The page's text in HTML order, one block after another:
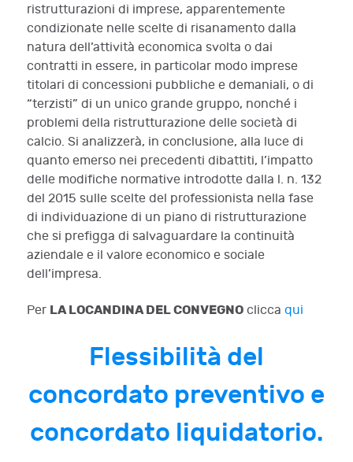
ristrutturazioni di imprese, apparentemente
condizionate nelle scelte di risanamento dalla
natura dell’attività economica svolta o dai
contratti in essere, in particolar modo imprese
titolari di concessioni pubbliche e demaniali, o di
“terzisti” di un unico grande gruppo, nonché i
problemi della ristrutturazione delle società di
calcio. Si analizzerà, in conclusione, alla luce di
quanto emerso nei precedenti dibattiti, l’impatto
delle modifiche normative introdotte dalla l. n. 132
del 2015 sulle scelte del professionista nella fase
di individuazione di un piano di ristrutturazione
che si prefigga di salvaguardare la continuità
aziendale e il valore economico e sociale
dell’impresa.
Per LA LOCANDINA DEL CONVEGNO clicca qui
Flessibilità del
concordato preventivo e
concordato liquidatorio.